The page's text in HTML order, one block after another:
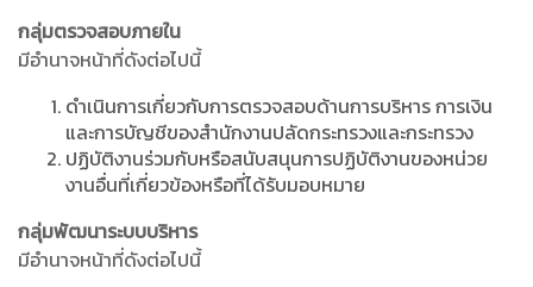
กลุ่มตรวจสอบภายใน
มีอำนาจหน้าที่ดังต่อไปนี้
ดำเนินการเกี่ยวกับการตรวจสอบด้านการบริหาร การเงิน
และการบัญชีของสำนักงานปลัดกระทรวงและกระทรวง
ปฏิบัติงานร่วมกับหรือสนับสนุนการปฏิบัติงานของหน่วย
งานอื่นที่เกี่ยวข้องหรือที่ได้รับมอบหมาย
กลุ่มพัฒนาระบบบริหาร
มีอำนาจหน้าที่ดังต่อไปนี้